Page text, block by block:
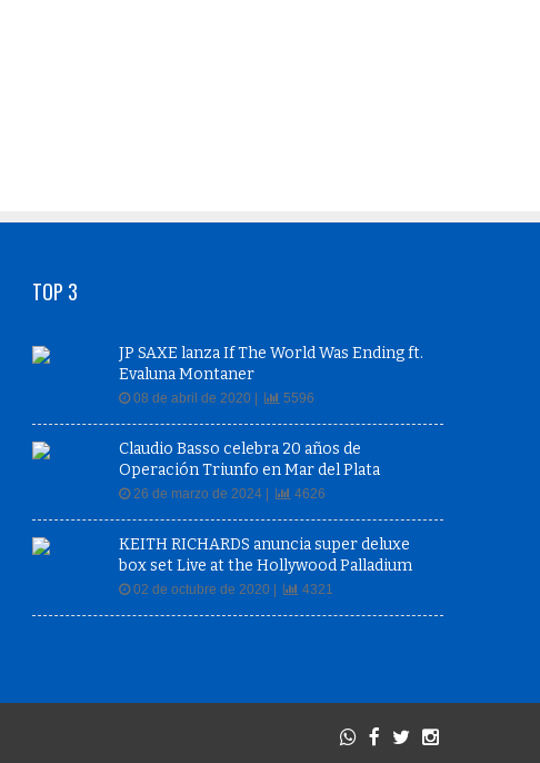
TOP 3
JP SAXE lanza If The World Was Ending ft.
Evaluna Montaner
08 de abril de 2020 | 5596
Claudio Basso celebra 20 años de
Operación Triunfo en Mar del Plata
26 de marzo de 2024 | 4626
KEITH RICHARDS anuncia super deluxe
box set Live at the Hollywood Palladium
02 de octubre de 2020 | 4321